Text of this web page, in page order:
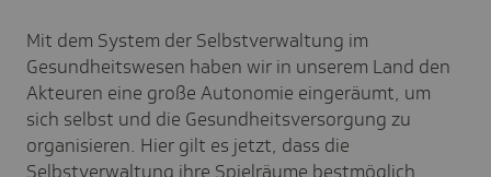
Mit dem System der Selbstverwaltung im
Gesundheitswesen haben wir in unserem Land den
Akteuren eine große Autonomie eingeräumt, um
sich selbst und die Gesundheitsversorgung zu
organisieren. Hier gilt es jetzt, dass die
Selbstverwaltung ihre Spielräume bestmöglich